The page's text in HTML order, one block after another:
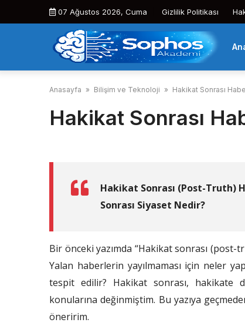
07 Ağustos 2026, Cuma Gizlilik Politikası
Anasayfa » Bilişim ve Teknoloji » Hakikat Sonrası
Hakikat Sonrası
Hakikat Sonrası (Post-Truth)
Sonrası Siyaset Nedir?
Bir önceki yazımda “Hakikat sonrası (post-
Yalan haberlerin yayılmaması için neler
tespit edilir? Hakikat sonrası, hakikate
konularına değinmiştim. Bu yazıya
öneririm.